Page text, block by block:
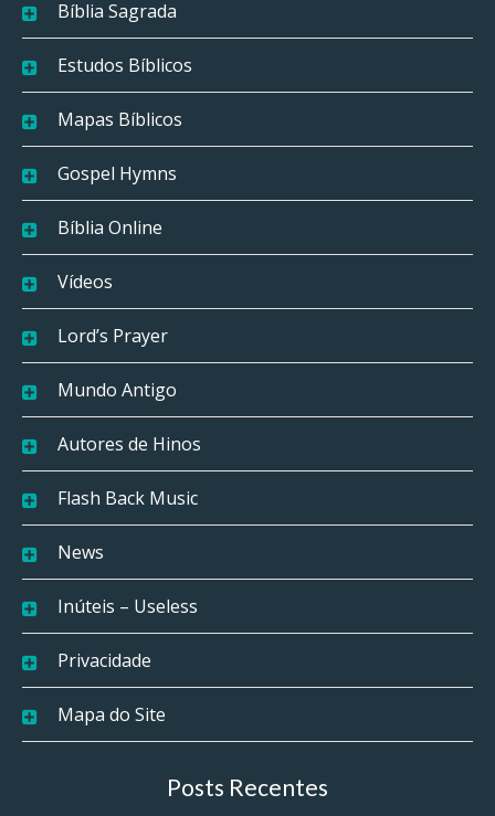
Bíblia Sagrada
Estudos Bíblicos
Mapas Bíblicos
Gospel Hymns
Bíblia Online
Vídeos
Lord’s Prayer
Mundo Antigo
Autores de Hinos
Flash Back Music
News
Inúteis – Useless
Privacidade
Mapa do Site
Posts Recentes